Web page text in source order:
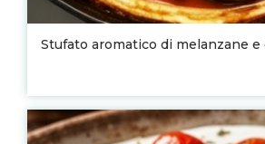
Stufato aromatico di melanzane e